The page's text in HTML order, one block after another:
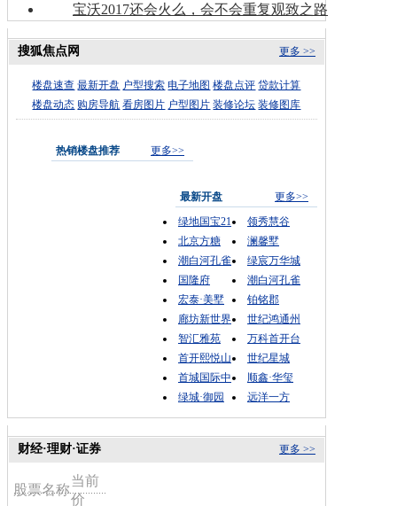
宝沃2017还会火么，会不会重复观致之路
更多 >>
搜狐焦点网
楼盘速查 最新开盘 户型搜索 电子地图 楼盘点评 贷款计算
楼盘动态 购房导航 看房图片 户型图片 装修论坛 装修图库
热销楼盘推荐 更多>>
最新开盘
更多>>
绿地国宝21
领秀慧谷
北京方糖
澜馨墅
潮白河孔雀
绿宸万华城
国隆府
潮白河孔雀
宏泰·美墅
铂铭郡
廊坊新世界
世纪鸿通州
智汇雅苑
万科首开台
首开熙悦山
世纪星城
首城国际中
顺鑫·华玺
绿城·御园
远洋一方
更多 >>
财经·理财·证券
股票名称
当前
价